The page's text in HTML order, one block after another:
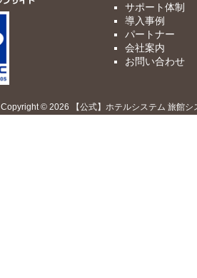
サポート体制
導入事例
パートナー
会社案内
お問い合わせ
Copyright © 2026 【公式】ホテルシステム 旅館